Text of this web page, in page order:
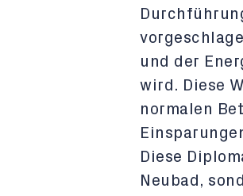
und der
wird. Diese
normalen
Diese
Neubad,